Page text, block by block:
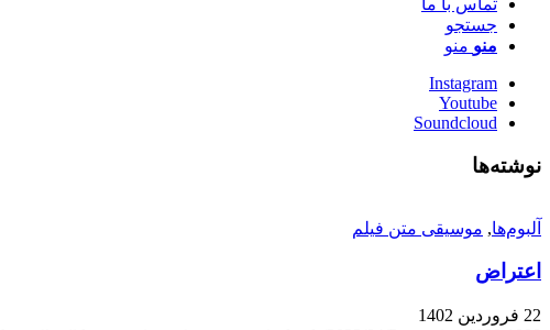
تماس با ما
جستجو
منو منو
Instagram
Youtube
Soundcloud
نوشته‌ها
آلبوم‌ها, موسیقی متن فیلم
اعتراض
22 فروردین 1402